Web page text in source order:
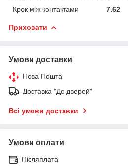
Крок між контактами
7.62
Приховати
Умови доставки
Нова Пошта
Доставка "До дверей"
Всі умови доставки
Умови оплати
Післяплата